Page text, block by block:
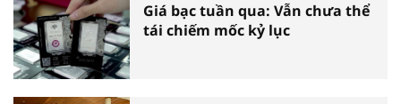
Giá bạc tuần qua: Vẫn chưa thể
tái chiếm mốc kỷ lục